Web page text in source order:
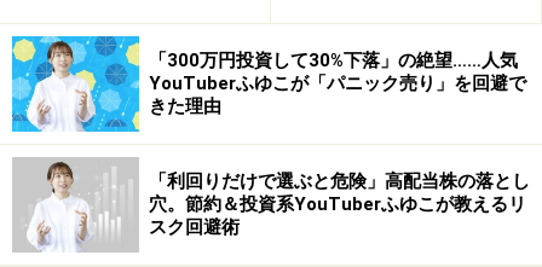
例はSBI証券。まずは銘柄情報をチェック。取引も可能。(画
面内の現物買ボタン)
株を買うときには、株の売買単位をチェックしておきま
しょう。1株から1000株など、最低取引単位(単元株)が表
示されています。株価に取引単位をかけたものが最低購
「300万円投資して30%下落」の絶望……人気
YouTuberふゆこが「パニック売り」を回避で
きた理由
「利回りだけで選ぶと危険」高配当株の落とし
穴。節約＆投資系YouTuberふゆこが教えるリ
スク回避術